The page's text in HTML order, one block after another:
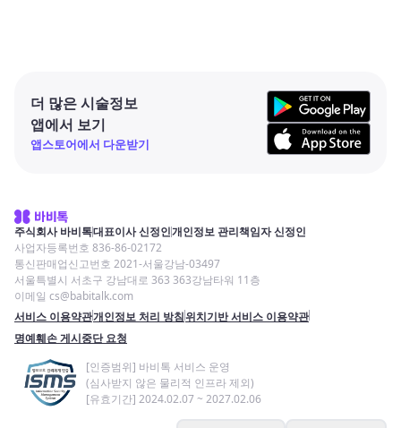
더 많은 시술정보
앱에서 보기
앱스토어에서 다운받기
주식회사 바비톡대표이사 신정인개인정보 관리책임자 신정인
사업자등록번호 836-86-02172
통신판매업신고번호 2021-서울강남-03497
서울특별시 서초구 강남대로 363 363강남타워 11층
이메일 cs@babitalk.com
서비스 이용약관개인정보 처리 방침위치기반 서비스 이용약관
명예훼손 게시중단 요청
[인증범위] 바비톡 서비스 운영
(심사받지 않은 물리적 인프라 제외)
[유효기간] 2024.02.07 ~ 2027.02.06